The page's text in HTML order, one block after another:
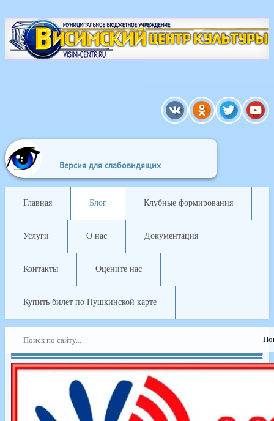
Версия для слабовидящих
Главная Блог Клубные формирования
Услуги О нас Документация
Контакты Оцените нас
Купить билет по Пушкинской карте